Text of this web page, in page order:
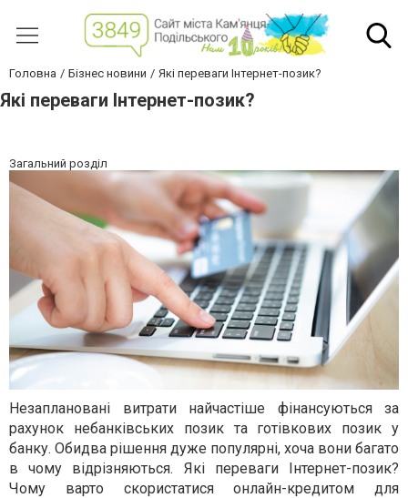
Головна Бізнес новини Які переваги Інтернет-позик?
Які переваги Інтернет-позик?
Загальний розділ
Незаплановані витрати найчастіше фінансуються за
рахунок небанківських позик та готівкових позик у
банку. Обидва рішення дуже популярні, хоча вони багато
в чому відрізняються. Які переваги Інтернет-позик?
Чому варто скористатися онлайн-кредитом для